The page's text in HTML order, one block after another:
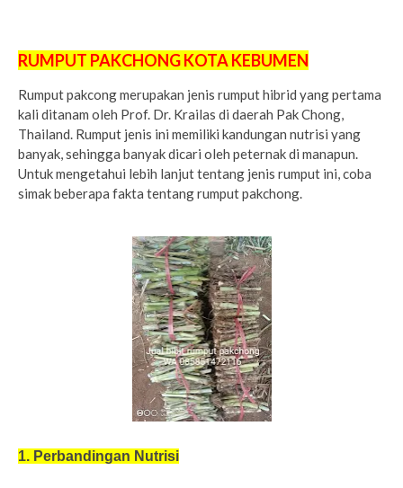
RUMPUT PAKCHONG KOTA KEBUMEN
Rumput pakcong merupakan jenis rumput hibrid yang pertama
kali ditanam oleh Prof. Dr. Krailas di daerah Pak Chong,
Thailand. Rumput jenis ini memiliki kandungan nutrisi yang
banyak, sehingga banyak dicari oleh peternak di manapun.
Untuk mengetahui lebih lanjut tentang jenis rumput ini, coba
simak beberapa fakta tentang rumput pakchong.
1. Perbandingan Nutrisi